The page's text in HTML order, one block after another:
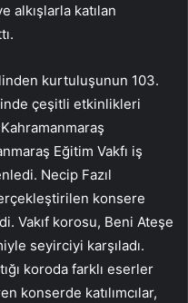
alkışlarla katılan
kurtuluşunun 103.
çeşitli etkinlikleri
Eğitim Vakfı iş
Necip Fazıl
konsere
Vakıf korosu, Beni Ateşe
seyirciyi karşıladı.
koroda farklı eserler
konserde katılımcılar,